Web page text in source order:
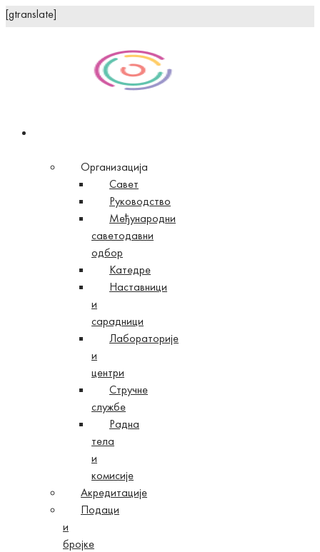
[gtranslate]
Организација
Савет
Руководство
Међународни
саветодавни
одбор
Катедре
Наставници
и
сарадници
Лабораторије
и
центри
Стручне
службе
Радна
тела
и
комисије
Акредитације
Подаци
и
бројке